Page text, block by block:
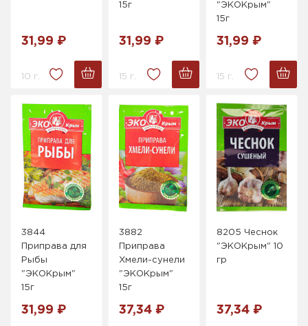
31,99 ₽
10 г.
15г
31,99 ₽
15 г.
"ЭКОКрым"
15г
31,99 ₽
15 г.
3844
Приправа для
Рыбы
"ЭКОКрым"
15г
31,99 ₽
3882
Приправа
Хмели-сунели
"ЭКОКрым"
15г
37,34 ₽
8205 Чеснок
"ЭКОКрым" 10
гр
37,34 ₽